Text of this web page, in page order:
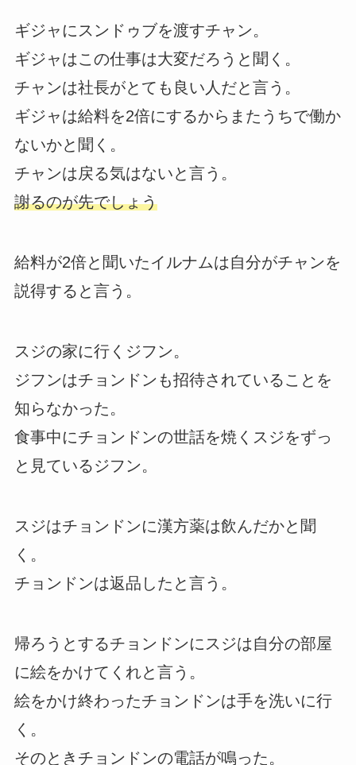
ギジャにスンドゥブを渡すチャン。
ギジャはこの仕事は大変だろうと聞く。
チャンは社長がとても良い人だと言う。
ギジャは給料を2倍にするからまたうちで働か
ないかと聞く。
チャンは戻る気はないと言う。
謝るのが先でしょう
給料が2倍と聞いたイルナムは自分がチャンを
説得すると言う。
スジの家に行くジフン。
ジフンはチョンドンも招待されていることを
知らなかった。
食事中にチョンドンの世話を焼くスジをずっ
と見ているジフン。
スジはチョンドンに漢方薬は飲んだかと聞
く。
チョンドンは返品したと言う。
帰ろうとするチョンドンにスジは自分の部屋
に絵をかけてくれと言う。
絵をかけ終わったチョンドンは手を洗いに行
く。
そのときチョンドンの電話が鳴った。